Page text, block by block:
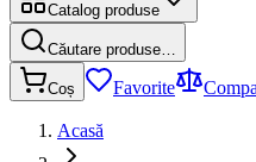
Catalog produse
Căutare produse…
Coș Favorite
Acasă